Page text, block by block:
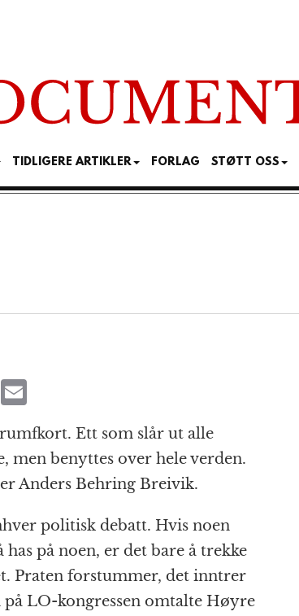
TIDLIGERE ARTIKLER FORLAG STØTT OSS
P
m
ai
l
Ett som slår ut alle
men benyttes over hele verden.
Anders Behring Breivik.
politisk debatt. Hvis noen
på noen, er det bare å trekke
Praten forstummer, det inntrer
LO-kongressen omtalte Høyre